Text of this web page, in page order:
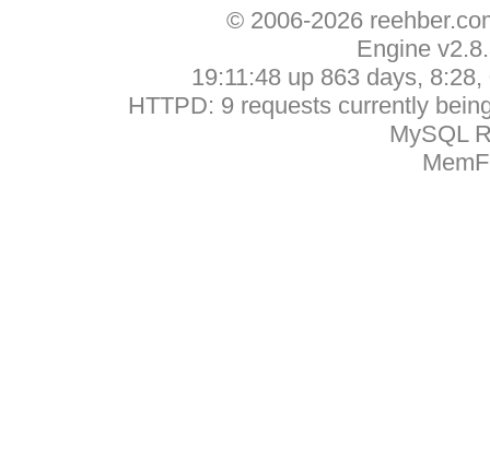
© 2006-2026
Engine
19:11:48 up 863 days,
HTTPD: 9 requests currently
MySQL